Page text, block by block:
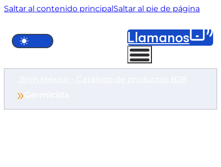
Saltar al contenido principalSaltar al pie de página
Llámanos